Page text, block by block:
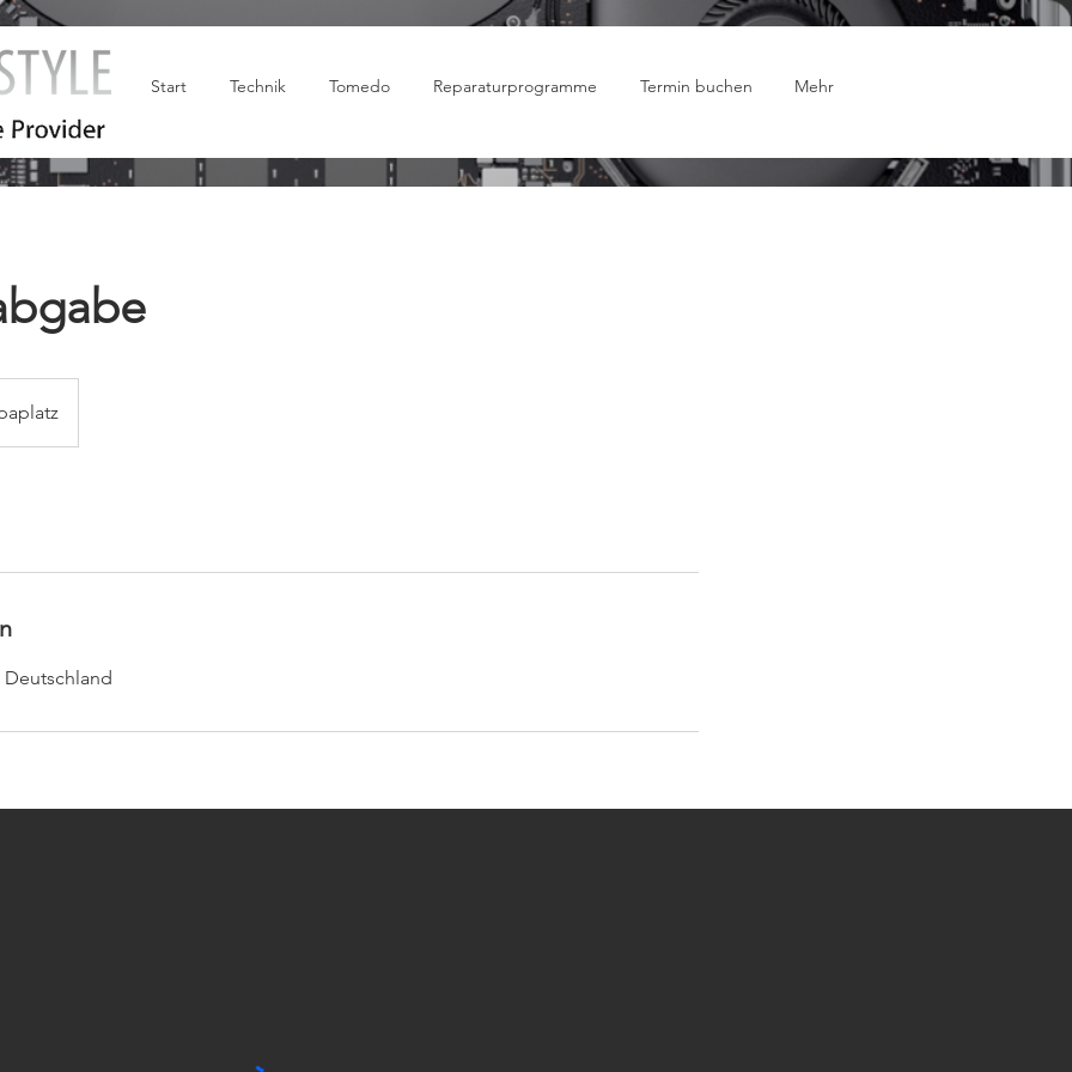
Start Technik Tomedo Reparaturprogramme Termin buchen Mehr
Deutschland